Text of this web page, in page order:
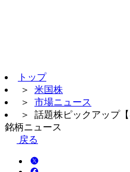
トップ
＞ 米国株
＞ 市場ニュース
＞ 話題株ピックアップ
銘柄ニュース
戻る